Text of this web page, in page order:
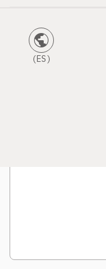
public
(ES)
Estado